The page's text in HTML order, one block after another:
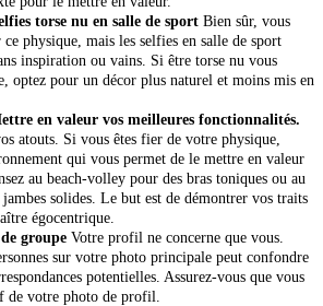
torse nu en salle de sport Bien sûr, vous
physique, mais les selfies en salle de sport
inspiration ou vains. Si être torse nu vous
optez pour un décor plus naturel et moins mis en
en valeur vos meilleures fonctionnalités.
atouts. Si vous êtes fier de votre physique,
qui vous permet de le mettre en valeur
au beach-volley pour des bras toniques ou au
solides. Le but est de démontrer vos traits
égocentrique.
groupe Votre profil ne concerne que vous.
sur votre photo principale peut confondre
potentielles. Assurez-vous que vous
de votre photo de profil.